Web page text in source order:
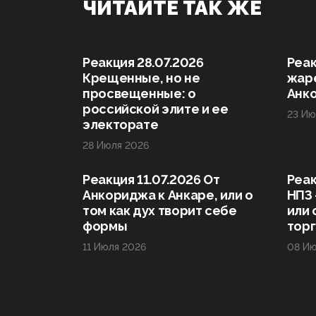
ЧИТАЙТЕ ТАК ЖЕ
Реакция 28.07.2026
Крещенные, но не
просвещенные: о
российской элите и ее
электорате
28 Июля 2026
23
Реакция 11.07.2026 От
Анкориджа к Анкаре, или о
том как дух творит себе
формы
11 Июля 2026
НПЗ
или
08